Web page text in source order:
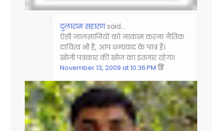
दुलाराम सहारणsaid…
ऐसी जालसाजियों को नाकाम करना नैतिक
दायित्‍व भी है, आप धन्‍यवाद के पात्र हैं।
खोजी पत्रकार की खोज का इंतजार रहेगा।
November 13, 2009 at 10:36 PM